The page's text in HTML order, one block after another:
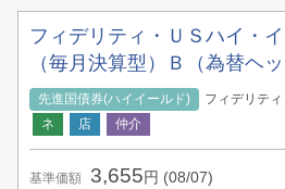
フィデリティ・ＵＳハイ・
（毎月決算型）Ｂ（為替ヘッ
先進国債券(ハイイールド) フィデリティ
基準価額 3,655 円 (08/07)